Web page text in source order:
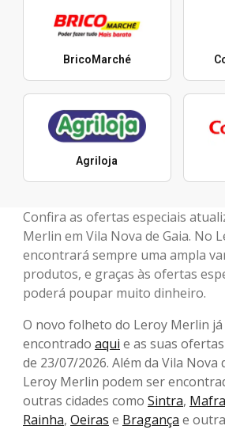
BricoMarché
Agriloja
Confira as ofertas especiais
Merlin em Vila Nova de Gaia. No
encontrará sempre uma ampla
produtos, e graças às ofertas
poderá poupar muito dinheiro.
O novo folheto do Leroy Merlin
encontrado aqui e as suas
de 23/07/2026. Além da Vila Nova
Leroy Merlin podem ser
outras cidades como Sintra, Mafra
Rainha, Oeiras e Bragança e